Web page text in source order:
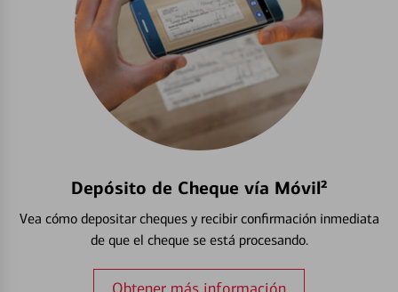
Depósito de Cheque vía Móvil²
Vea cómo depositar cheques y recibir confirmación inmediata
de que el cheque se está procesando.